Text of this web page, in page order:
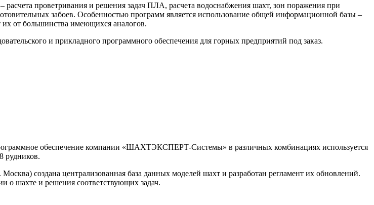
проветривания и решения задач ПЛА, расчета водоснабжения шахт, зон поражения при
забоев. Особенностью программ является использование общей информационной базы –
от большинства имеющихся аналогов.
и прикладного программного обеспечения для горных предприятий под заказ.
обеспечение компании «ШАХТЭКСПЕРТ-Системы» в различных комбинациях используется
рудников.
создана централизованная база данных моделей шахт и разработан регламент их обновлений.
о шахте и решения соответствующих задач.